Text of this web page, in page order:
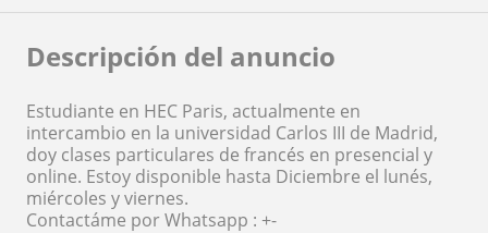
Descripción del anuncio
Estudiante en HEC Paris, actualmente en
intercambio en la universidad Carlos III de Madrid,
doy clases particulares de francés en presencial y
online. Estoy disponible hasta Diciembre el lunés,
miércoles y viernes.
Contactáme por Whatsapp : +-